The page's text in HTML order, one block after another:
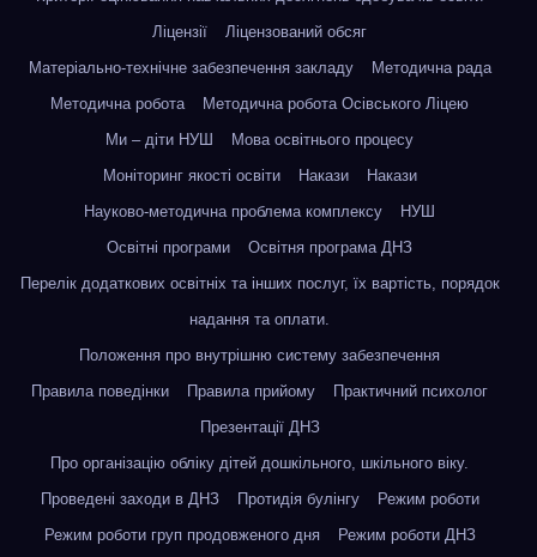
Ліцензії
Ліцензований обсяг
Матеріально-технічне забезпечення закладу
Методична рада
Методична робота
Методична робота Осівського Ліцею
Ми – діти НУШ
Мова освітнього процесу
Моніторинг якості освіти
Накази
Накази
Науково-методична проблема комплексу
НУШ
Освітні програми
Освітня програма ДНЗ
Перелік додаткових освітніх та інших послуг, їх вартість, порядок
надання та оплати.
Положення про внутрішню систему забезпечення
Правила поведінки
Правила прийому
Практичний психолог
Презентації ДНЗ
Про організацію обліку дітей дошкільного, шкільного віку.
Проведені заходи в ДНЗ
Протидія булінгу
Режим роботи
Режим роботи груп продовженого дня
Режим роботи ДНЗ